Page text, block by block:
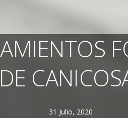
31 Julio, 2020